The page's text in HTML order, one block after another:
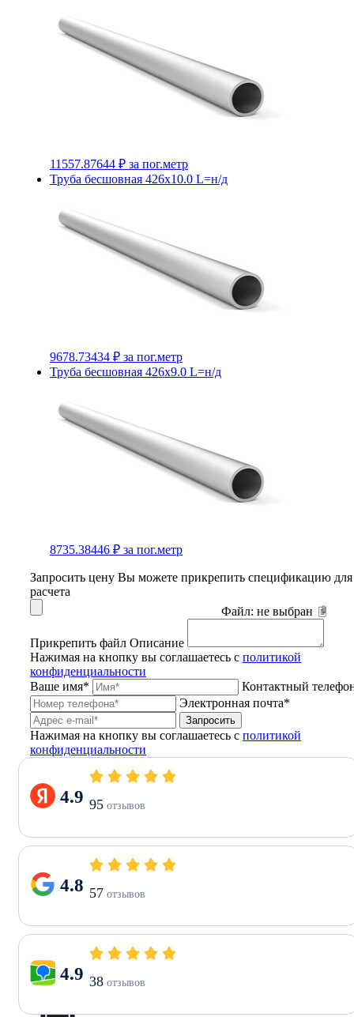
11557.87644 ₽ за пог.метр
Труба бесшовная 426х10.0 L=н/д
9678.73434 ₽ за пог.метр
Труба бесшовная 426х9.0 L=н/д
8735.38446 ₽ за пог.метр
Запросить цену Вы можете прикрепить спецификацию для
расчета
Файл: не выбран
Прикрепить файл Описание
Нажимая на кнопку вы соглашаетесь с политикой
конфиденциальности
Ваше имя*
Контактный
Электронная почта*
Запросить
Нажимая на кнопку вы соглашаетесь с политикой
конфиденциальности
4.9 95 отзывов
4.8 57 отзывов
4.9 38 отзывов